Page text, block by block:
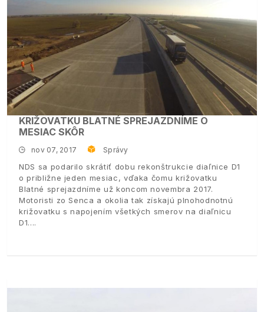
KRIŽOVATKU BLATNÉ SPREJAZDNÍME O
MESIAC SKÔR
nov 07, 2017 Správy
NDS sa podarilo skrátiť dobu rekonštrukcie diaľnice D1
o približne jeden mesiac, vďaka čomu križovatku
Blatné sprejazdníme už koncom novembra 2017.
Motoristi zo Senca a okolia tak získajú plnohodnotnú
križovatku s napojením všetkých smerov na diaľnicu
D1.